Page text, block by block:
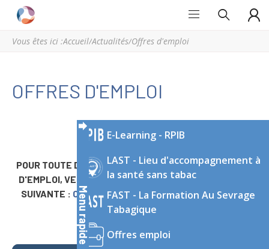
Est
régional
d’expertise
addictologie
Est
Menu rapide
E-Learning - RPIB
LAST - Lieu d'accompagnement à
la santé sans tabac
FAST - La Formation Au Sevrage
Tabagique
Offres emploi
Vous êtes ici :Accueil/Actualités/Offres d'emploi
OFFRES D'EMPLOI
POUR TOUTE DEMANDE DE PUBLICATION D'UNE OFFRE
D'EMPLOI, VEUILLEZ CONTACTER L'ADRESSE E-MAIL
SUIVANTE : CONTACT@GRANDESTADDICTIONS.ORG